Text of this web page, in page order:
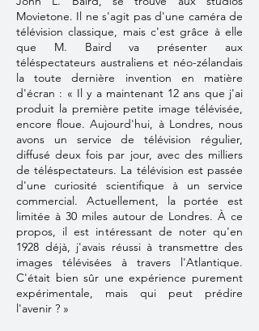
Movietone. Il ne s'agit pas d'une caméra de
télévision classique, mais c'est grâce à elle
que M. Baird va présenter aux
téléspectateurs australiens et néo-zélandais
la toute dernière invention en matière
d'écran : « Il y a maintenant 12 ans que j'ai
produit la première petite image télévisée,
encore floue. Aujourd'hui, à Londres, nous
avons un service de télévision régulier,
diffusé deux fois par jour, avec des milliers
de téléspectateurs. La télévision est passée
d'une curiosité scientifique à un service
commercial. Actuellement, la portée est
limitée à 30 miles autour de Londres. À ce
propos, il est intéressant de noter qu'en
1928 déjà, j'avais réussi à transmettre des
images télévisées à travers l'Atlantique.
C'était bien sûr une expérience purement
expérimentale, mais qui peut prédire
l'avenir ? »